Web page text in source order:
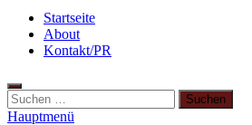
Startseite
About
Kontakt/PR
Hauptmenü